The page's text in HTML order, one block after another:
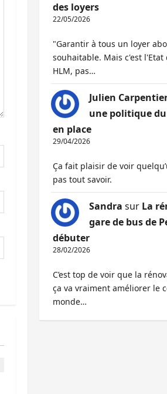
des loyers
22/05/2026
"Garantir à tous un loyer
souhaitable. Mais c'est
HLM, pas…
Julien
une politique
en place
29/04/2026
Ça fait plaisir de voir
pas tout savoir.
Sandra sur La
gare de bus de
débuter
28/02/2026
C’est top de voir que la
ça va vraiment améliorer le
monde…